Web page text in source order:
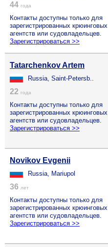
44 года
Контакты доступны только для
зарегистрированных крюинговых
агентств или судовладельцев.
Зарегистрироваться >>
Tatarchenkov Artem
Russia, Saint-Petersb..
22 года
Контакты доступны только для
зарегистрированных крюинговых
агентств или судовладельцев.
Зарегистрироваться >>
Novikov Evgenii
Russia, Mariupol
36 лет
Контакты доступны только для
зарегистрированных крюинговых
агентств или судовладельцев.
Зарегистрироваться >>